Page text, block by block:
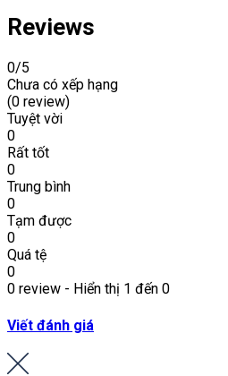
Reviews
0/5
Chưa có xếp hạng
(0 review)
Tuyệt vời
0
Rất tốt
0
Trung bình
0
Tạm được
0
Quá tệ
0
0 review - Hiển thị 1 đến 0
Viết đánh giá